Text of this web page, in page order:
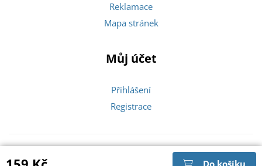
Do košíku
Reklamace
Mapa stránek
Můj účet
Přihlášení
Registrace